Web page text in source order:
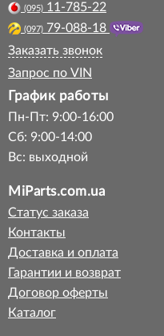
(095) 11-785-22
(097) 79-088-18
Заказать звонок
Запрос по VIN
График работы
Пн-Пт: 9:00-16:00
Сб: 9:00-14:00
Вс: выходной
MiParts.com.ua
Статус заказа
Контакты
Доставка и оплата
Гарантии и возврат
Договор оферты
Каталог